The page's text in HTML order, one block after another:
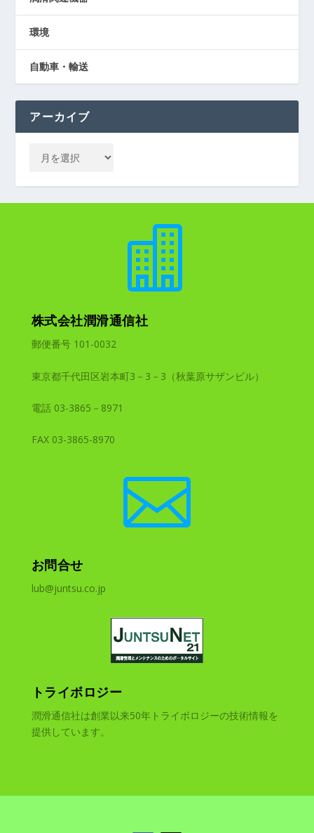
環境
自動車・輸送
アーカイブ

株式会社潤滑通信社
郵便番号 101-0032
東京都千代田区岩本町3－3－3（秋葉原サザンビル）
電話 03-3865－8971
FAX 03-3865-8970

お問合せ
lub@juntsu.co.jp
トライボロジー
潤滑通信社は創業以来50年トライボロジーの技術情報を
提供しています。